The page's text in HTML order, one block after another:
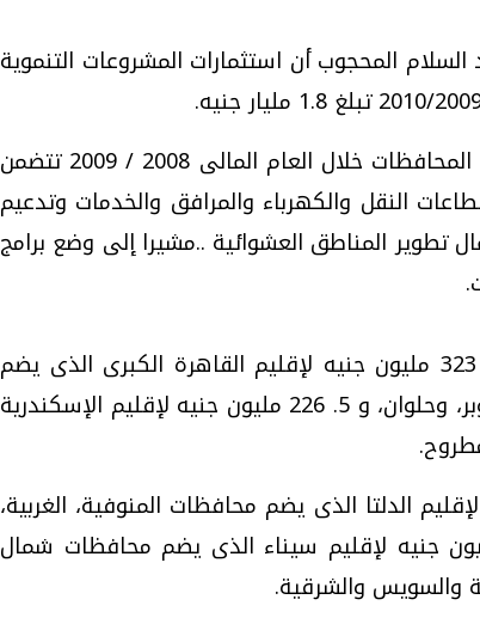
السلام المحجوب أن استثمارات المشروعات التنموية
وأوضح المحجوب أن اعتمادات دواوين عموم المحافظات خلال العام المالى 2008 / 2009 تتضمن
النقل والكهرباء والمرافق والخدمات وتدعيم
تطوير المناطق العشوائية ..مشيرا إلى وضع برامج
وقال وزير التنمية المحلية إنه تم تخصيص 323 مليون جنيه لإقليم القاهرة الكبرى الذى يضم
محافظات القاهرة، الجيزة، القليوبية، 6 أكتوبر، وحلوان، و 5. 226 مليون جنيه لإقليم الإسكندرية
345 مليون جنيه لإقليم الدلتا الذى يضم محافظات المنوفية، الغربية،
دمياط، الدقهلية، و7. 210 مليون جنيه لإقليم سيناء الذى يضم محافظات شمال
والسويس والشرقية.
دليلك للتنسيق الجامعي .. تساؤلات
وإجابات
السبت، 01 اغسطس 2026 10:25 ص
تقنيات واعدة